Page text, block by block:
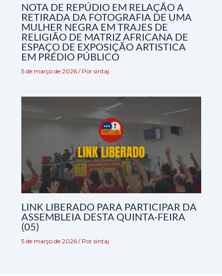
NOTA DE REPÚDIO EM RELAÇÃO A
RETIRADA DA FOTOGRAFIA DE UMA
MULHER NEGRA EM TRAJES DE
RELIGIÃO DE MATRIZ AFRICANA DE
ESPAÇO DE EXPOSIÇÃO ARTISTICA
EM PRÉDIO PÚBLICO
5 de março de 2026 / Por sintaj
LINK LIBERADO PARA PARTICIPAR DA
ASSEMBLEIA DESTA QUINTA-FEIRA
(05)
5 de março de 2026 / Por sintaj